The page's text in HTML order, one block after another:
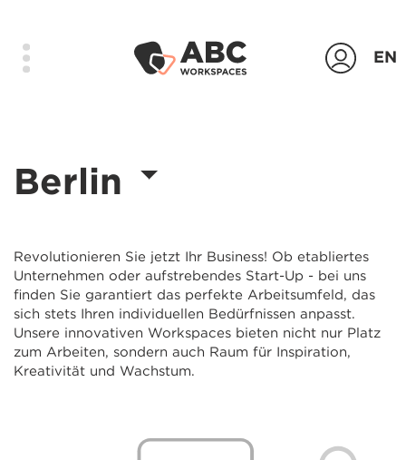
EN
Standorte
Kontakt
Login
Anfrage senden
Berlin
Revolutionieren Sie jetzt Ihr Business! Ob etabliertes
Unternehmen oder aufstrebendes Start-Up - bei uns
finden Sie garantiert das perfekte Arbeitsumfeld, das
sich stets Ihren individuellen Bedürfnissen anpasst.
Unsere innovativen Workspaces bieten nicht nur Platz
zum Arbeiten, sondern auch Raum für Inspiration,
Kreativität und Wachstum.